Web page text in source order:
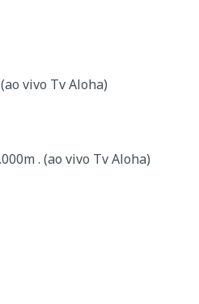
vivo Tv Aloha)
. (ao vivo Tv Aloha)